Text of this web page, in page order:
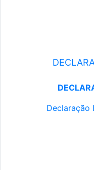
Declaração